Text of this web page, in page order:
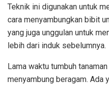
Teknik ini digunakan untuk
cara menyambungkan bibit
yang juga unggulan untuk
lebih dari induk sebelumnya.
Lama waktu tumbuh
menyambung beragam. Ada